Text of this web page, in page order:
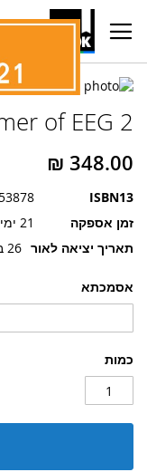
Skip
Content
אסמכתא
כמות
of EEG 2
ISBN13
זמן אספקה
21 ימי עסקים - לא במלאי בארץ
תאריך יציאה לאור 26 בנוב׳ 2015
לדלג
של
תמונות
להתחלה
גלריית
תמונות